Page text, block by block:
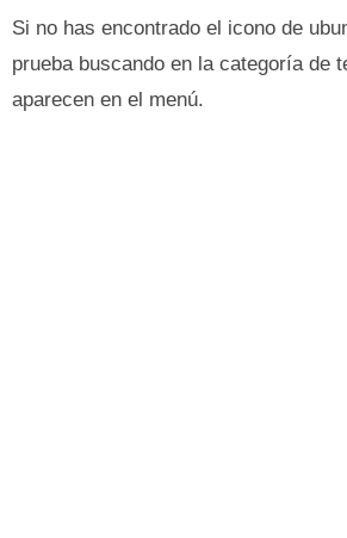
Si no has encontrado el icono de
prueba buscando en la categoría de
aparecen en el menú.